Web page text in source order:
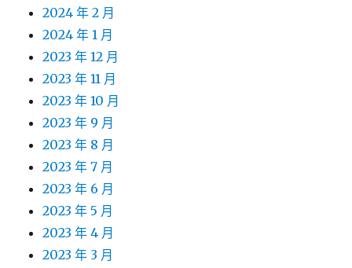
2024 年 2 月
2024 年 1 月
2023 年 12 月
2023 年 11 月
2023 年 10 月
2023 年 9 月
2023 年 8 月
2023 年 7 月
2023 年 6 月
2023 年 5 月
2023 年 4 月
2023 年 3 月